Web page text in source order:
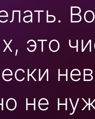
это
не